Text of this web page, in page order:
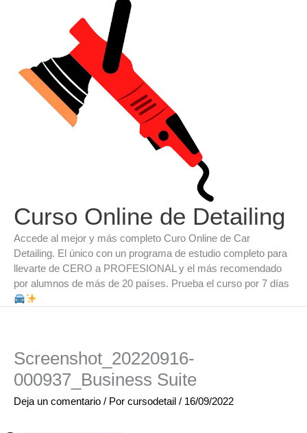
Curso Online de Detailing
Accede al mejor y más completo Curo Online de Car
Detailing. El único con un programa de estudio completo para
llevarte de CERO a PROFESIONAL y el más recomendado
por alumnos de más de 20 países. Prueba el curso por 7 días
Screenshot_20220916-
000937_Business Suite
Deja un comentario / Por cursodetail / 16/09/2022